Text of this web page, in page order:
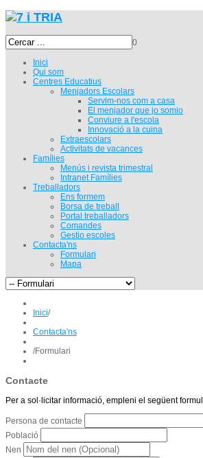
0
Inici
Qui som
Centres Educatius
Menjadors Escolars
Servim-nos com a casa
El menjador que jo somio
Conviure a l'escola
Innovació a la cuina
Extraescolars
Activitats de vacances
Famílies
Menús i revista trimestral
Intranet Famílies
Treballadors
Ens formem
Borsa de treball
Portal treballadors
Comandes
Gestio escoles
Contacta'ns
Formulari
Mapa
Inici/
Contacta'ns
/Formulari
Contacte
Per a sol·licitar informació, empleni el següent
Persona de contacte
Població
Nen